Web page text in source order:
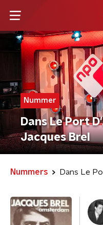
Nummer
Dans Le Port
Jacques Brel
Nummers Dans Le